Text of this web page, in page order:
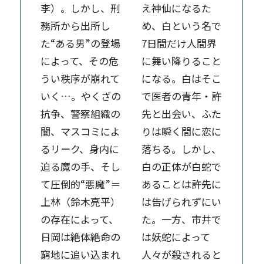
李）。しかし、刑
務所から出所し
た“ある男”の登場
によって、その危
うい秩序が崩れて
いく…。やくざの
抗争、警察組織の
闇、マスコミによ
るリーク、身内に
迫る魔の手、そし
て圧倒的“悪魔”＝
上林（鈴木亮平）
の存在によって、
日岡は絶体絶命の
窮地に追い込まれ
え神仙になるた
め、白という名で
7日間だけ人間界
に舞い降りること
になる。白はそこ
で医者の青年・許
先と出会い、ふた
りは瞬く間に恋に
落ちる。しかし、
白の正体が白蛇で
あることは許先に
は告げられずにい
た。一方、市井で
は妖蛇によって
人々が殺されると